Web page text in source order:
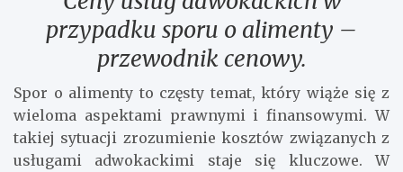
przypadku sporu o alimenty –
przewodnik cenowy.
Spor o alimenty to częsty temat, który wiąże się z
wieloma aspektami prawnymi i finansowymi. W
takiej sytuacji zrozumienie kosztów związanych z
usługami adwokackimi staje się kluczowe. W